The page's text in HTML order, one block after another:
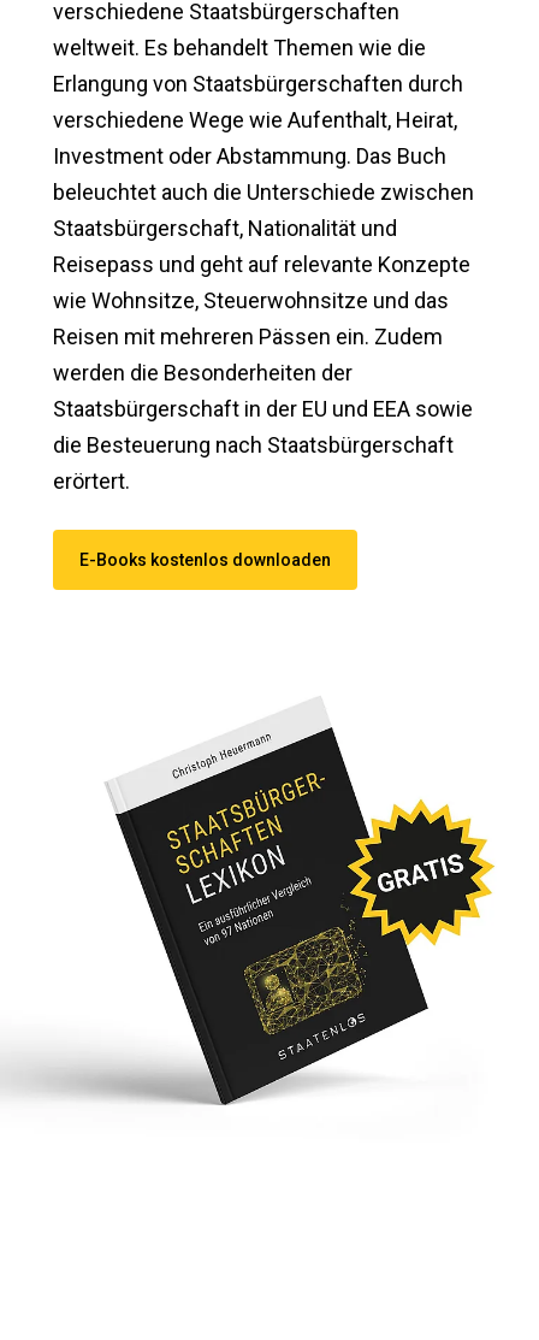
verschiedene Staatsbürgerschaften
weltweit. Es behandelt Themen wie die
Erlangung von Staatsbürgerschaften durch
verschiedene Wege wie Aufenthalt, Heirat,
Investment oder Abstammung. Das Buch
beleuchtet auch die Unterschiede zwischen
Staatsbürgerschaft, Nationalität und
Reisepass und geht auf relevante Konzepte
wie Wohnsitze, Steuerwohnsitze und das
Reisen mit mehreren Pässen ein. Zudem
werden die Besonderheiten der
Staatsbürgerschaft in der EU und EEA sowie
die Besteuerung nach Staatsbürgerschaft
erörtert.
E-Books kostenlos downloaden